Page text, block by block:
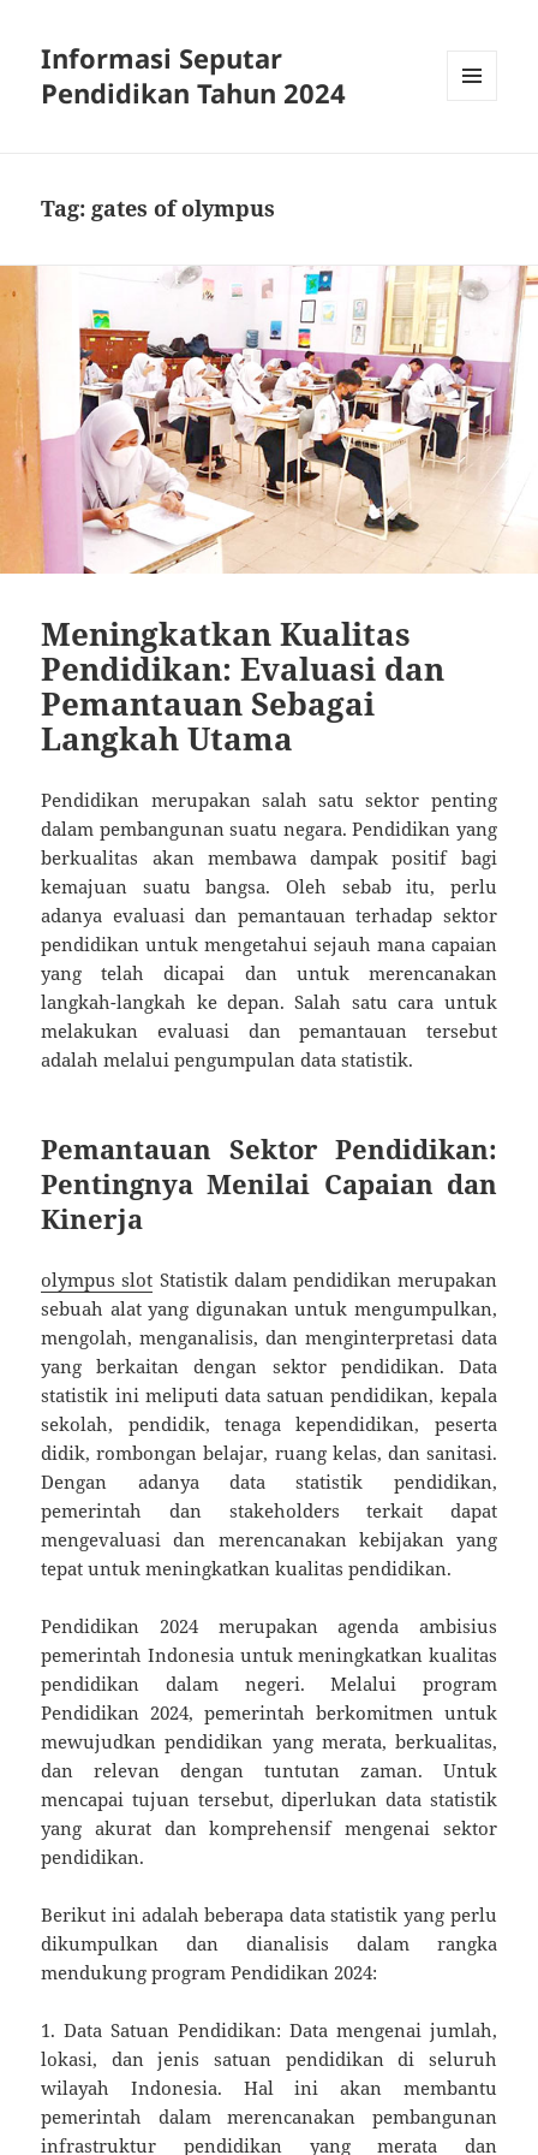
Informasi Seputar
Pendidikan Tahun 2024
Tag: gates of olympus
Meningkatkan Kualitas
Pendidikan: Evaluasi dan
Pemantauan Sebagai
Langkah Utama
Pendidikan merupakan salah satu sektor penting
dalam pembangunan suatu negara. Pendidikan yang
berkualitas akan membawa dampak positif bagi
kemajuan suatu bangsa. Oleh sebab itu, perlu
adanya evaluasi dan pemantauan terhadap sektor
pendidikan untuk mengetahui sejauh mana capaian
yang telah dicapai dan untuk merencanakan
langkah-langkah ke depan. Salah satu cara untuk
melakukan evaluasi dan pemantauan tersebut
adalah melalui pengumpulan data statistik.
Pemantauan Sektor Pendidikan:
Pentingnya Menilai Capaian dan
Kinerja
olympus slot Statistik dalam pendidikan merupakan
sebuah alat yang digunakan untuk mengumpulkan,
mengolah, menganalisis, dan menginterpretasi data
yang berkaitan dengan sektor pendidikan. Data
statistik ini meliputi data satuan pendidikan, kepala
sekolah, pendidik, tenaga kependidikan, peserta
didik, rombongan belajar, ruang kelas, dan sanitasi.
Dengan adanya data statistik pendidikan,
pemerintah dan stakeholders terkait dapat
mengevaluasi dan merencanakan kebijakan yang
tepat untuk meningkatkan kualitas pendidikan.
Pendidikan 2024 merupakan agenda ambisius
pemerintah Indonesia untuk meningkatkan kualitas
pendidikan dalam negeri. Melalui program
Pendidikan 2024, pemerintah berkomitmen untuk
mewujudkan pendidikan yang merata, berkualitas,
dan relevan dengan tuntutan zaman. Untuk
mencapai tujuan tersebut, diperlukan data statistik
yang akurat dan komprehensif mengenai sektor
pendidikan.
Berikut ini adalah beberapa data statistik yang perlu
dikumpulkan dan dianalisis dalam rangka
mendukung program Pendidikan 2024:
1. Data Satuan Pendidikan: Data mengenai jumlah,
lokasi, dan jenis satuan pendidikan di seluruh
wilayah Indonesia. Hal ini akan membantu
pemerintah dalam merencanakan pembangunan
infrastruktur pendidikan yang merata dan